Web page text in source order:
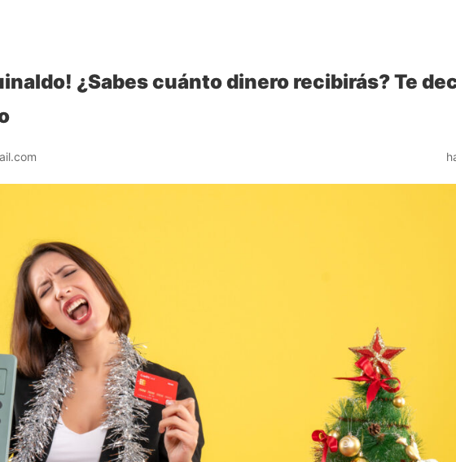
¿Sabes cuánto dinero recibirás? Te